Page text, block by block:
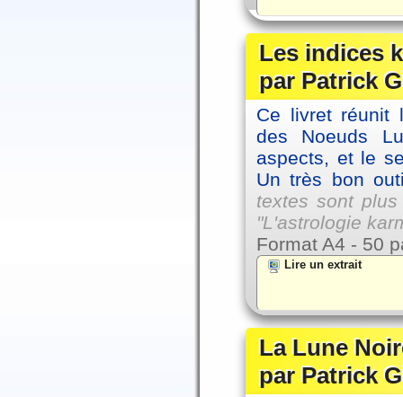
Les indices
par Patrick
Ce livret réunit
des Noeuds
aspects, et le
Un très bon
textes sont
"L'astrologie
Format A4 - 50
Lire un extrait
La Lune
par Patrick